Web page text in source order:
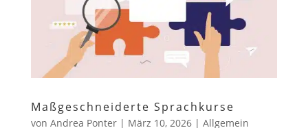
Maßgeschneiderte Sprachkurse
von Andrea Ponter| März 10, 2026| Allgemein